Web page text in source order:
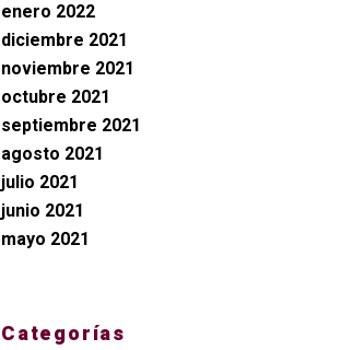
enero 2022
diciembre 2021
noviembre 2021
octubre 2021
septiembre 2021
agosto 2021
julio 2021
junio 2021
mayo 2021
Categorías